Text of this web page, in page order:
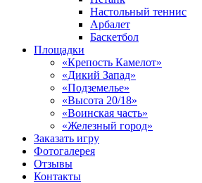
Настольный теннис
Арбалет
Баскетбол
Площадки
«Крепость Камелот»
«Дикий Запад»
«Подземелье»
«Высота 20/18»
«Воинская часть»
«Железный город»
Заказать игру
Фотогалерея
Отзывы
Контакты